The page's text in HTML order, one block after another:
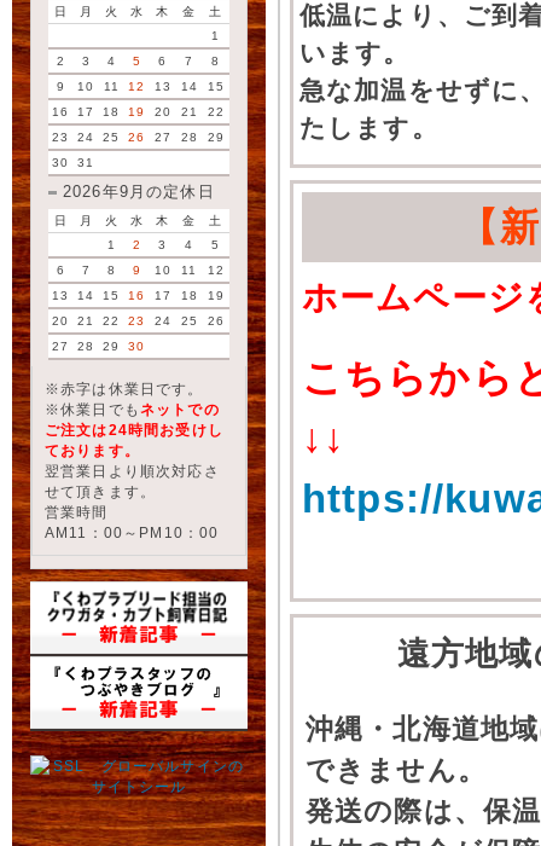
日 月 火 水 木 金
土
1
2
3 4 5 6 7
8
9
10 11 12 13 14
15
16
17 18 19 20 21
22
23
24 25 26 27 28
29
30
31
2026年9月の定休日
日 月 火 水 木 金
土
1
2 3 4
5
6
7 8 9 10 11
12
13
14 15 16 17 18
19
20
21 22 23 24 25
26
27
28 29 30
※赤字は休業日です。
※休業日でも ネットでの
ご注文は24時間お受けし
ております。
翌営業日より順次対応さ
せて頂きます。
営業時間
AM11：00～PM10：00
低温により、ご到
います。
急な加温をせずに
たします。
【
ホームページ
こちらから
↓↓
https://
遠方地
沖縄・北海道地
できません。
発送の際は、保